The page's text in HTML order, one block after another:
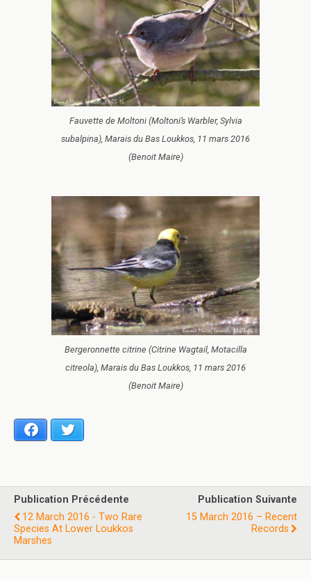
Fauvette de Moltoni (Moltoni’s Warbler, Sylvia
subalpina), Marais du Bas Loukkos, 11 mars 2016
(Benoit Maire)
Bergeronnette citrine (Citrine Wagtail, Motacilla
citreola), Marais du Bas Loukkos, 11 mars 2016
(Benoit Maire)
Facebook
Publication Précédente
12 March 2016 - Two Rare
Species At Lower Loukkos
Marshes
Publication Suivante
15 March 2016 – Recent
Records